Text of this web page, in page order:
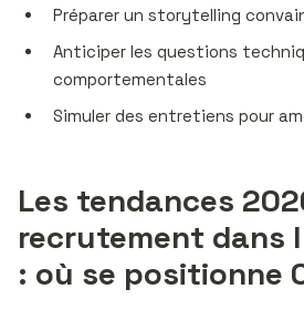
Préparer un storytelling
Anticiper les questions
comportementales
Simuler des entretiens pour
Les tendances
recrutement dans
: où se positionne